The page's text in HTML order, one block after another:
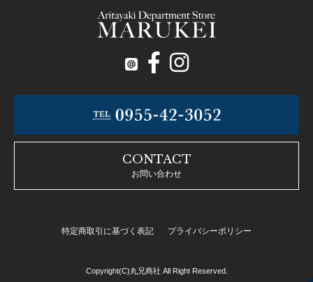
CONTACT
お問い合わせ
特定商取引に基づく表記 プライバシーポリシー
Copyright(C)丸兄商社 All Right Reserved.